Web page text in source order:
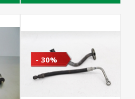
- 30%